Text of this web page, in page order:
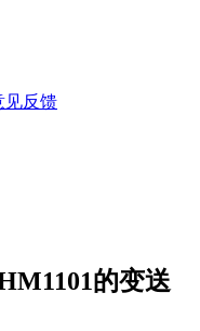
见反馈
的变送